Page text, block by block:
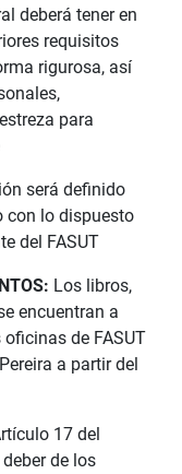
deberá tener en
requisitos
rigurosa, así
para
será definido
con lo dispuesto
del FASUT
Los libros,
encuentran a
de FASUT
a partir del
17 del
de los